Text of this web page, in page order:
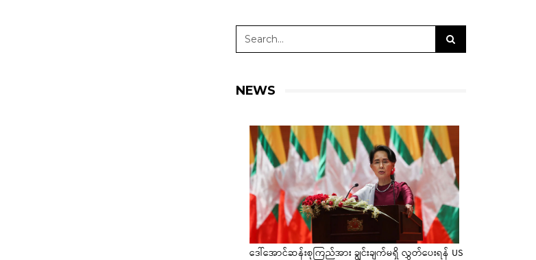
NEWS
ဒေါ်အောင်ဆန်းစုကြည်အား ချွင်းချက်မရှိ လွှတ်ပေးရန် US